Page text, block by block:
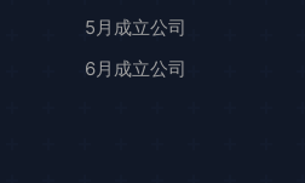
5月成立公司
6月成立公司